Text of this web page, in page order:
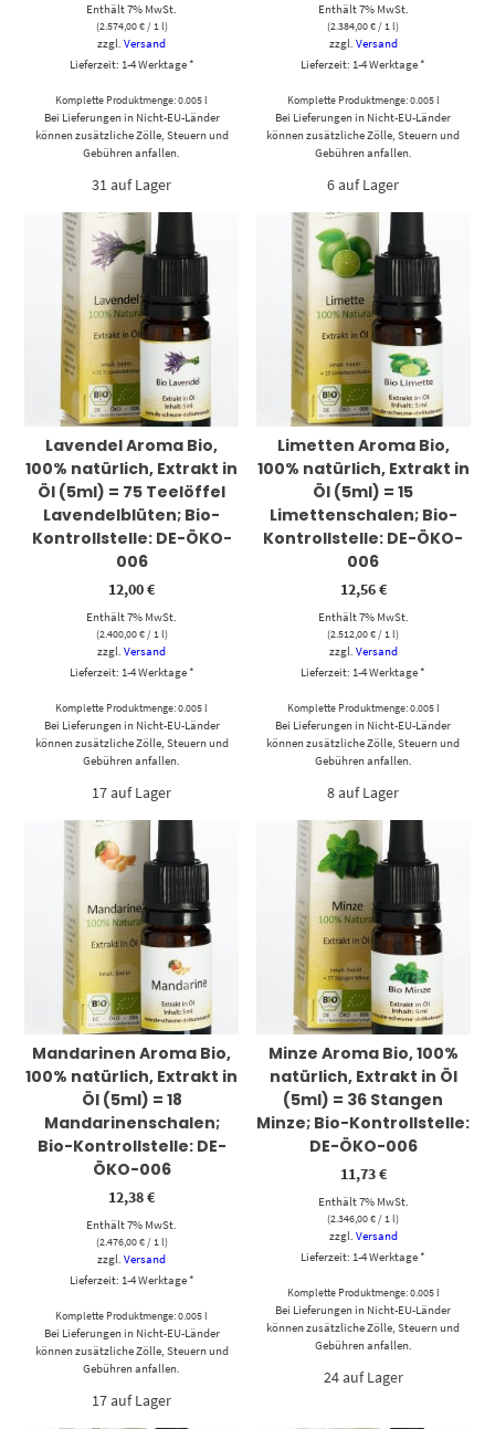
Enthält 7% MwSt.
(2.574,00€/ 1 l)
zzgl.Versand
Lieferzeit: 1-4 Werktage *
Komplette Produktmenge: 0.005 l
Bei Lieferungen in Nicht-EU-Länder
können zusätzliche Zölle, Steuern und
Gebühren anfallen.
31 auf Lager
Enthält 7% MwSt.
(2.384,00€/ 1 l)
zzgl. Versand
Lieferzeit: 1-4 Werktage *
Komplette Produktmenge: 0.005 l
Bei Lieferungen in Nicht-EU-Länder
können zusätzliche Zölle, Steuern und
Gebühren anfallen.
6 auf Lager
Lavendel Aroma Bio,
100% natürlich, Extrakt in
Öl (5ml) = 75 Teelöffel
Lavendelblüten; Bio-
Kontrollstelle: DE-ÖKO-
006
12,00€
Enthält 7% MwSt.
(2.400,00€/ 1 l)
zzgl.Versand
Lieferzeit: 1-4 Werktage *
Komplette Produktmenge: 0.005 l
Bei Lieferungen in Nicht-EU-Länder
können zusätzliche Zölle, Steuern und
Gebühren anfallen.
17 auf Lager
Limetten Aroma Bio,
100% natürlich, Extrakt in
Öl (5ml) = 15
Limettenschalen; Bio-
Kontrollstelle: DE-ÖKO-
006
12,56€
Enthält 7% MwSt.
(2.512,00€/ 1 l)
zzgl. Versand
Lieferzeit: 1-4 Werktage *
Komplette Produktmenge: 0.005 l
Bei Lieferungen in Nicht-EU-Länder
können zusätzliche Zölle, Steuern und
Gebühren anfallen.
8 auf Lager
Mandarinen Aroma Bio,
100% natürlich, Extrakt in
Öl (5ml) = 18
Mandarinenschalen;
Bio-Kontrollstelle: DE-
ÖKO-006
12,38€
Enthält 7% MwSt.
(2.476,00€/ 1 l)
zzgl.Versand
Lieferzeit: 1-4 Werktage *
Komplette Produktmenge: 0.005 l
Bei Lieferungen in Nicht-EU-Länder
können zusätzliche Zölle, Steuern und
Gebühren anfallen.
17 auf Lager
Minze Aroma Bio, 100%
natürlich, Extrakt in Öl
(5ml) = 36 Stangen
Minze; Bio-Kontrollstelle:
DE-ÖKO-006
11,73€
Enthält 7% MwSt.
(2.346,00€/ 1 l)
zzgl. Versand
Lieferzeit: 1-4 Werktage *
Komplette Produktmenge: 0.005 l
Bei Lieferungen in Nicht-EU-Länder
können zusätzliche Zölle, Steuern und
Gebühren anfallen.
24 auf Lager